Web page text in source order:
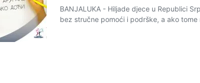
BANJALUKA - Hiljade djece u Republici
bez stručne pomoći i podrške, a ako